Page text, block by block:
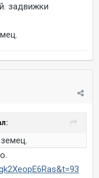
задвижки